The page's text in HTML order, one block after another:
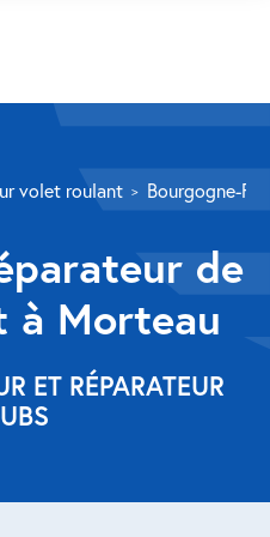
volet roulant Bourgogne-
de
à Morteau
ET RÉPARATEUR